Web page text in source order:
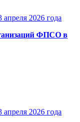
2026 года
ФПСО в
2026 года